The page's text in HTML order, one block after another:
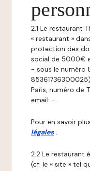
2.1 Le restaurant
« restaurant »
protection des
social de 5000€
- sous le numéro
Paris, numéro de
email: -.
Pour en savoir
légales .
2.2 Le restaurant
(cf. le « site » tel